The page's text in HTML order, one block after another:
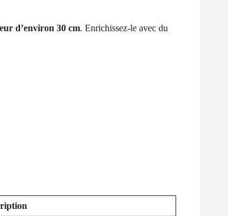
d’environ 30 cm. Enrichissez-le avec du